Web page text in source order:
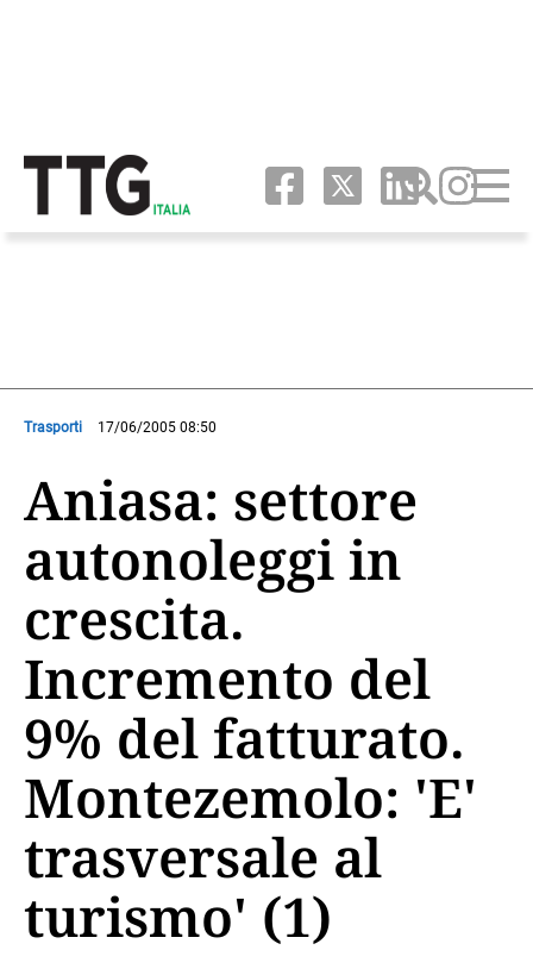
Trasporti 17/06/2005 08:50
Aniasa: settore
autonoleggi in
crescita.
Incremento del
9% del fatturato.
Montezemolo: 'E'
trasversale al
turismo' (1)